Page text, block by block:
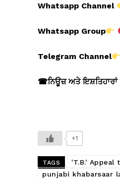
Whatsapp Channel
Whatsapp Group
Telegram Channel
☎ਨਿਊਜ਼ ਅਤੇ
+1
TAGS 'T.B.' Appeal
punjabi khabarsaar